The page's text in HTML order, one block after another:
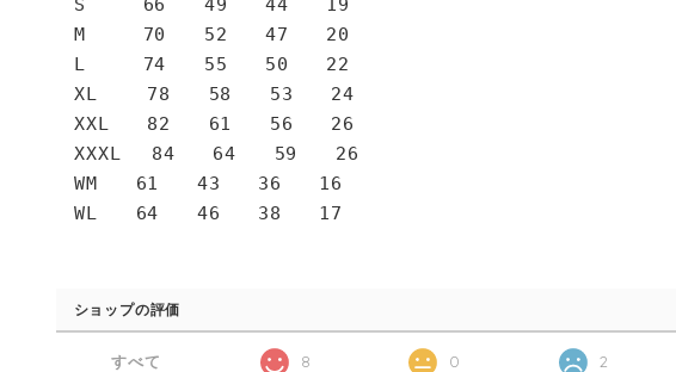
M 70 52 47 20
L 74 55 50 22
XL 78 58 53 24
XXL 82 61 56 26
XXXL 84 64 59 26
WM 61 43 36 16
WL 64 46 38 17
ショップの評価
すべて 8 0 2